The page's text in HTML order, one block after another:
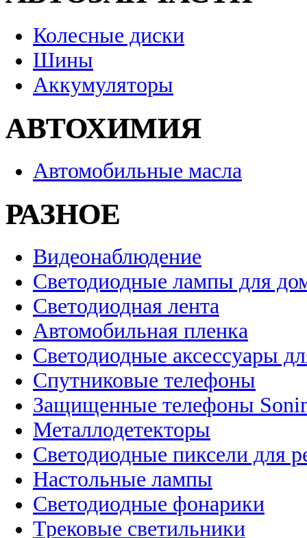
Колесные диски
Шины
Аккумуляторы
АВТОХИМИЯ
Автомобильные масла
РАЗНОЕ
Видеонаблюдение
Светодиодные лампы для
Светодиодная лента
Автомобильная пленка
Светодиодные аксессуары
Спутниковые телефоны
Защищенные телефоны
Металлодетекторы
Светодиодные пиксели для
Настольные лампы
Светодиодные фонарики
Трековые светильники